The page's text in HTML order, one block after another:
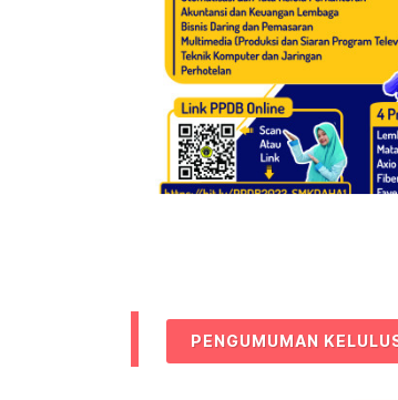
PENGUMUMAN